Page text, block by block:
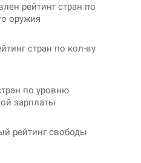
рейтинг стран по
оружия
стран по кол-ву
по уровню
зарплаты
рейтинг свободы